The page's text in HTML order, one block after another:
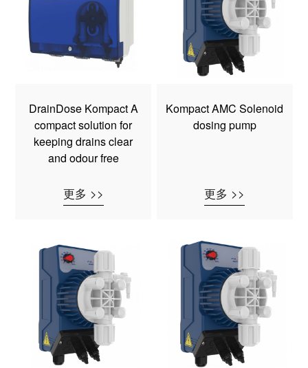
DrainDose Kompact A
compact solution for
keeping drains clear
and odour free
更多 >>
Kompact AMC Solenoid
dosing pump
更多 >>